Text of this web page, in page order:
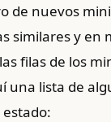
de nuevos
similares y en
filas de los
una lista de